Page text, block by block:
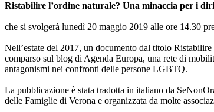
Ristabilire l’ordine naturale? Una minaccia per i
che si svolgerà lunedì 20 maggio 2019 alle ore 14.30
Nell’estate del 2017, un documento dal titolo
comparso sul blog di Agenda Europa, una rete di
antagonismi nei confronti delle persone LGBTQ.
La pubblicazione è stata tradotta in italiano da
delle Famiglie di Verona e organizzata da molte